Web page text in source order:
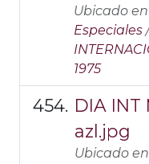
Ubicado en
Especiales
1975
DIA INT
azl.jpg
Ubicado en